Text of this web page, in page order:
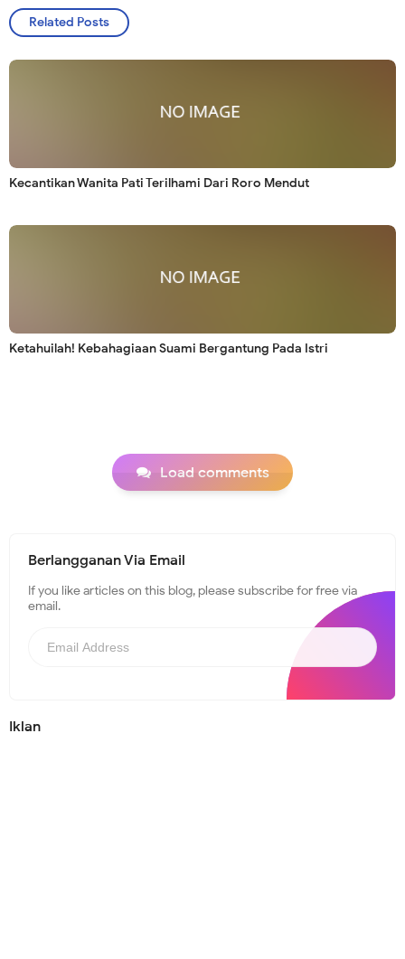
Related Posts
Kecantikan Wanita Pati Terilhami Dari Roro Mendut
Ketahuilah! Kebahagiaan Suami Bergantung Pada Istri
Load comments
Berlangganan Via Email
If you like articles on this blog, please subscribe for free via
email.
Iklan